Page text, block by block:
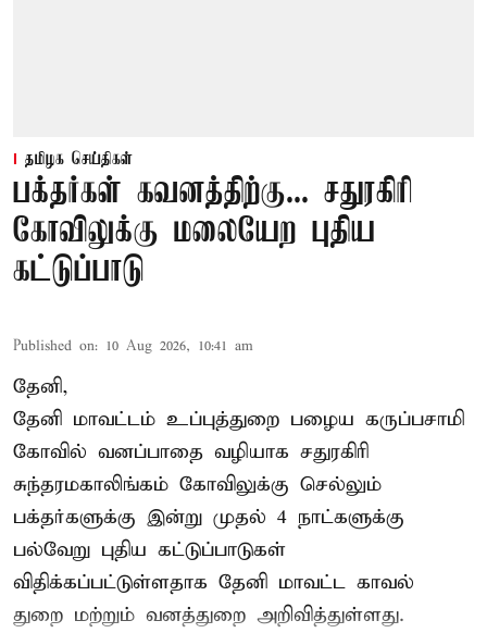
தமிழக செய்திகள்
பக்தர்கள் கவனத்திற்கு... சதுரகிரி
கோவிலுக்கு மலையேற புதிய
கட்டுப்பாடு
Published on: 10 Aug 2026, 10:41 am
தேனி,
தேனி மாவட்டம் உப்புத்துறை பழைய கருப்பசாமி
கோவில் வனப்பாதை வழியாக சதுரகிரி
சுந்தரமகாலிங்கம் கோவிலுக்கு செல்லும்
பக்தர்களுக்கு இன்று முதல் 4 நாட்களுக்கு
பல்வேறு புதிய கட்டுப்பாடுகள்
விதிக்கப்பட்டுள்ளதாக தேனி மாவட்ட காவல்
துறை மற்றும் வனத்துறை அறிவித்துள்ளது.